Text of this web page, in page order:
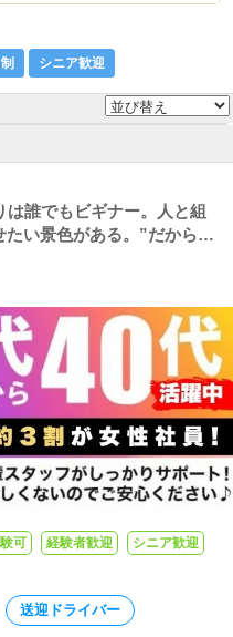
シニア歓迎
は誰でもビギナー。人と組
い景色がある。”だから成
可 経験者歓迎
シニア歓迎
送迎ドライバー